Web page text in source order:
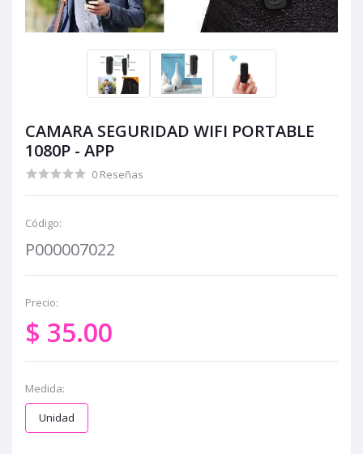
CAMARA SEGURIDAD WIFI PORTABLE
1080P - APP
0 Reseñas
Código:
P000007022
Precio:
$ 35.00
Medida:
Unidad